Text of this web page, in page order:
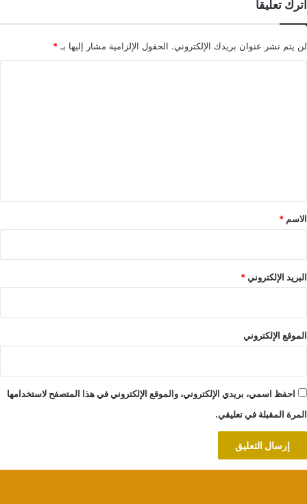
اترك تعليقاً
لن يتم نشر عنوان بريدك الإلكتروني. الحقول الإلزامية مشار إليها بـ*
*
الاسم *
البريد الإلكتروني*
الموقع الإلكتروني
احفظ اسمي، بريدي الإلكتروني، والموقع الإلكتروني في هذا المتصفح لاستخدامها
المرة المقبلة في تعليقي.